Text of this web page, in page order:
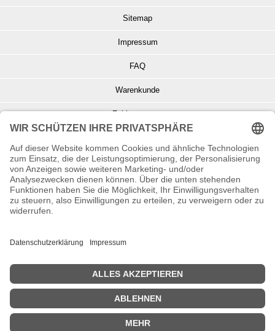
Sitemap
Impressum
FAQ
Warenkunde
Zahlungsarten
Info zu Elektro- u. Elektronikgeräten
Batterieentsorgung
Informationen zur Echtheit von Kundenbewertungen
© Copyright 2026 Wohnambiente-Shop